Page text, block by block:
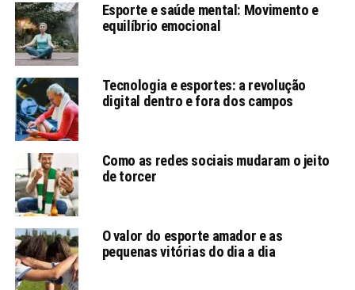
Esporte e saúde mental: Movimento e
equilíbrio emocional
Tecnologia e esportes: a revolução
digital dentro e fora dos campos
Como as redes sociais mudaram o jeito
de torcer
O valor do esporte amador e as
pequenas vitórias do dia a dia